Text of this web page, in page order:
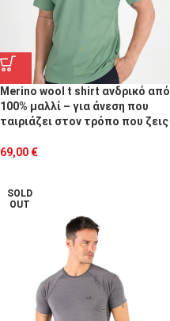
Merino wool t shirt ανδρικό από
100% μαλλί – για άνεση που
ταιριάζει στον τρόπο που ζεις
69,00 €
SOLD
OUT